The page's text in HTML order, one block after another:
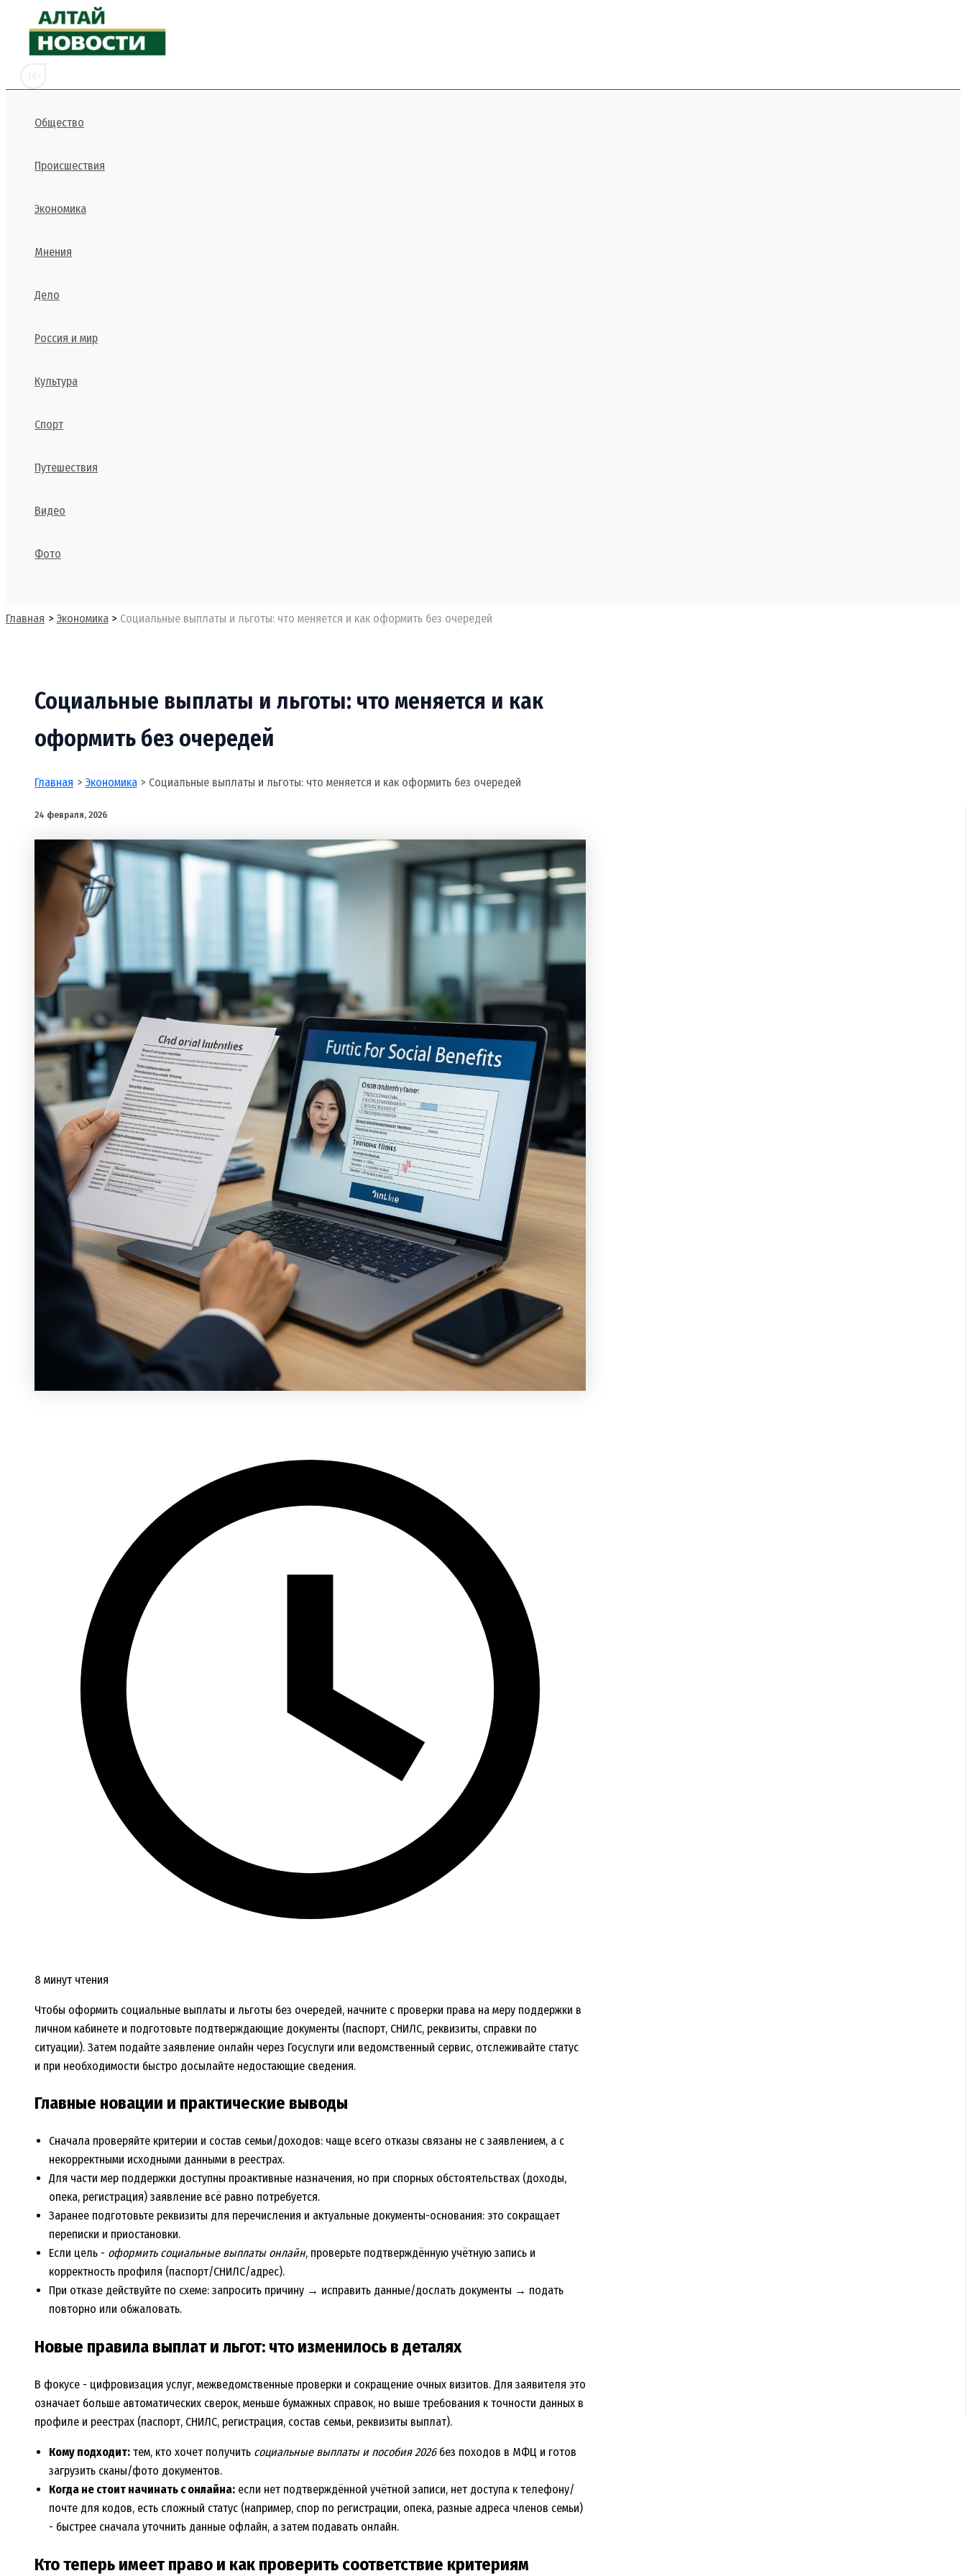
Перейти
содержимому
Общество
Происшествия
Экономика
Мнения
Дело
Россия и мир
Культура
Спорт
Путешествия
Видео
Фото
Главная Экономика Социальные выплаты и льготы: что меняется и как оформить без очередей
Социальные выплаты и льготы: что меняется и как
оформить без очередей
Главная Экономика Социальные выплаты и льготы: что меняется и как оформить без очередей
24 февраля, 2026
8 минут чтения
Чтобы оформить социальные выплаты и льготы без очередей, начните с проверки права на меру поддержки в
личном кабинете и подготовьте подтверждающие документы (паспорт, СНИЛС, реквизиты, справки по
ситуации). Затем подайте заявление онлайн через Госуслуги или ведомственный сервис, отслеживайте статус
и при необходимости быстро досылайте недостающие сведения.
Главные новации и практические выводы
Сначала проверяйте критерии и состав семьи/доходов: чаще всего отказы связаны не с заявлением, а с
некорректными исходными данными в реестрах.
Для части мер поддержки доступны проактивные назначения, но при спорных обстоятельствах (доходы,
опека, регистрация) заявление всё равно потребуется.
Заранее подготовьте реквизиты для перечисления и актуальные документы-основания: это сокращает
переписки и приостановки.
Если цель - оформить социальные выплаты онлайн, проверьте подтверждённую учётную запись и
корректность профиля (паспорт/СНИЛС/адрес).
При отказе действуйте по схеме: запросить причину → исправить данные/дослать документы → подать
повторно или обжаловать.
Новые правила выплат и льгот: что изменилось в деталях
В фокусе - цифровизация услуг, межведомственные проверки и сокращение очных визитов. Для заявителя это
означает больше автоматических сверок, меньше бумажных справок, но выше требования к точности данных в
профиле и реестрах (паспорт, СНИЛС, регистрация, состав семьи, реквизиты выплат).
Кому подходит: тем, кто хочет получить социальные выплаты и пособия 2026без походов в МФЦ и готов
загрузить сканы/фото документов.
Когда не стоит начинать с онлайна: если нет подтверждённой учётной записи, нет доступа к телефону/
почте для кодов, есть сложный статус (например, спор по регистрации, опека, разные адреса членов семьи)
- быстрее сначала уточнить данные офлайн, а затем подавать онлайн.
Кто теперь имеет право и как проверить соответствие критериям